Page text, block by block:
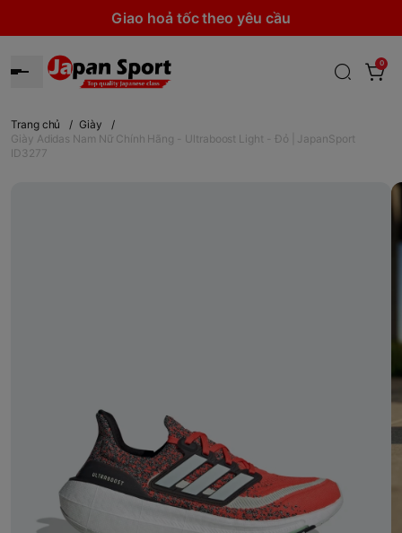
Giao hoả tốc theo yêu cầu
0
Trang chủ / Giày
/
Giày Adidas Nam Nữ Chính Hãng - Ultraboost Light - Đỏ | JapanSport
ID3277